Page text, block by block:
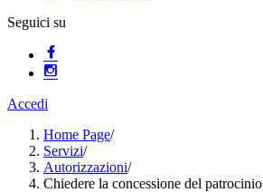
Seguici su
Accedi
Home Page/
Servizi/
Autorizzazioni/
Chiedere la concessione del patrocinio